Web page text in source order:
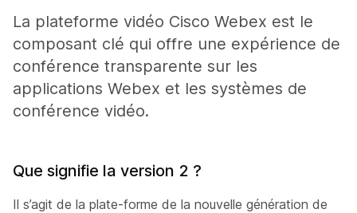
La plateforme vidéo Cisco Webex est le
composant clé qui offre une expérience de
conférence transparente sur les
applications Webex et les systèmes de
conférence vidéo.
Que signifie la version 2 ?
Il s’agit de la plate-forme de la nouvelle génération de